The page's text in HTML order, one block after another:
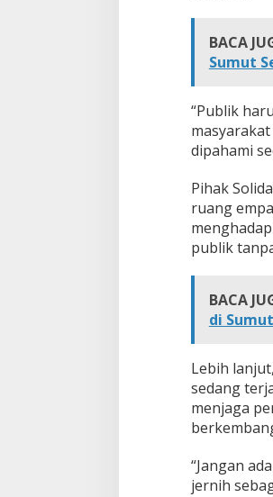
p
a
b
a
r
H
m
a
w
a
n
u
k
h
i
BACA
Sumut
“Publik
dipahami
Pihak
ruang
publik
BACA
di
Lebih
sedang
menjaga
“Jangan
jernih